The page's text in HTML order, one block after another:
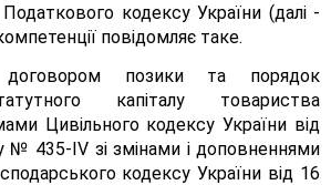
кодексу України (далі -
повідомляє таке.
позики та порядок
капіталу товариства
Цивільного кодексу України від
№ 435-ІV зі змінами і доповненнями
кодексу України від 16